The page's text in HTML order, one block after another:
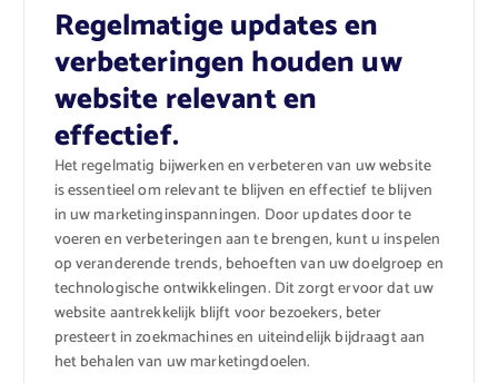
Regelmatige updates en
verbeteringen houden uw
website relevant en
effectief.
Het regelmatig bijwerken en verbeteren van uw website
is essentieel om relevant te blijven en effectief te blijven
in uw marketinginspanningen. Door updates door te
voeren en verbeteringen aan te brengen, kunt u inspelen
op veranderende trends, behoeften van uw doelgroep en
technologische ontwikkelingen. Dit zorgt ervoor dat uw
website aantrekkelijk blijft voor bezoekers, beter
presteert in zoekmachines en uiteindelijk bijdraagt aan
het behalen van uw marketingdoelen.